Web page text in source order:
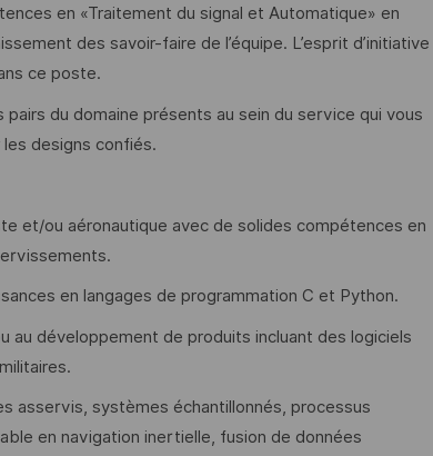
en «Traitement du signal et Automatique» en
des savoir-faire de l’équipe. L’esprit d’initiative
ce poste.
du domaine présents au sein du service qui vous
designs confiés.
et/ou aéronautique avec de solides compétences en
en langages de programmation C et Python.
développement de produits incluant des logiciels
asservis, systèmes échantillonnés, processus
en navigation inertielle, fusion de données